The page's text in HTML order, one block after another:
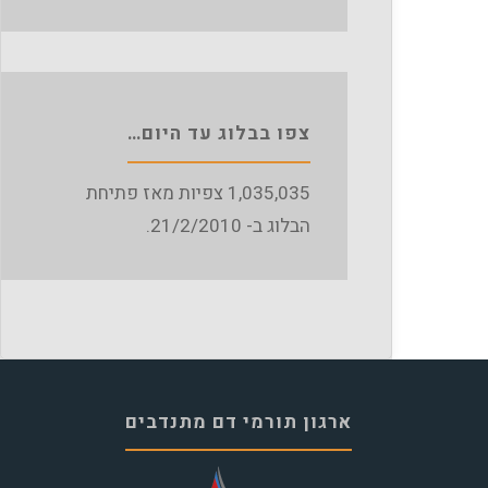
צפו בבלוג עד היום…
1,035,035 צפיות מאז פתיחת
הבלוג ב- 21/2/2010.
ארגון תורמי דם מתנדבים